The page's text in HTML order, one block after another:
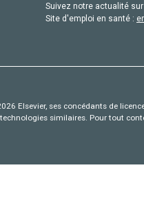
Suivez notre actualité
Site d'emploi en santé :
Elsevier, ses concédants de
similaires. Pour tout